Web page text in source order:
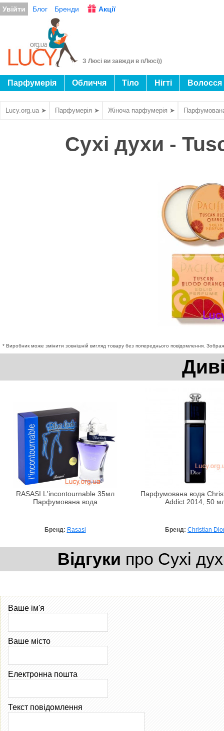
Увійти Блог Бренди Акції
З Люсі ви завжди в пЛюсі))
Парфумерія Обличчя Тіло Нігті Волосся
Lucy.org.ua ➤ Парфумерія ➤ Жіноча парфумерія ➤
Сухі духи -
* Виробник може змінити зовнішній вигляд товару без попереднього повідомлення.
RASASI L'incontournable 35мл
Парфумована вода
Бренд: Rasasi
Парфумована вода
Addict 2014, 50
Бренд: Christian
Відгуки про Сухі
Ваше ім'я
Ваше місто
Електронна пошта
Текст повідомлення